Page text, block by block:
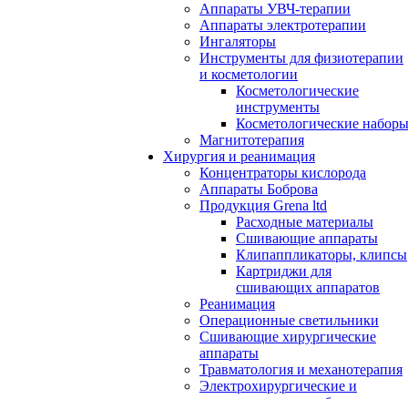
Аппараты УВЧ-терапии
Аппараты электротерапии
Ингаляторы
Инструменты для физиотерапии
и косметологии
Косметологические
инструменты
Косметологические наборы
Магнитотерапия
Хирургия и реанимация
Концентраторы кислорода
Аппараты Боброва
Продукция Grena ltd
Расходные материалы
Сшивающие аппараты
Клипаппликаторы, клипсы
Картриджи для
сшивающих аппаратов
Реанимация
Операционные светильники
Сшивающие хирургические
аппараты
Травматология и механотерапия
Электрохирургические и